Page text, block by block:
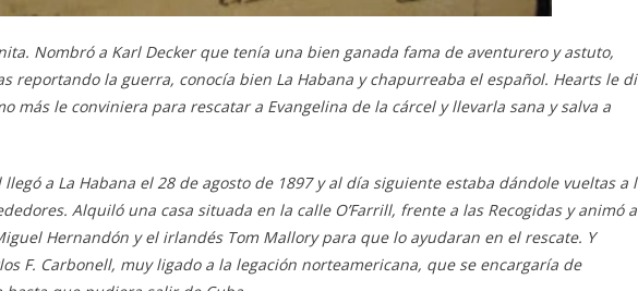
Nombró a Karl Decker que tenía una bien ganada fama de aventurero y astuto,
reportando la guerra, conocía bien La Habana y chapurreaba el español. Hearts le
más le conviniera para rescatar a Evangelina de la cárcel y llevarla sana y salva a
a La Habana el 28 de agosto de 1897 y al día siguiente estaba dándole vueltas a
Alquiló una casa situada en la calle O’Farrill, frente a las Recogidas y animó a
Hernandón y el irlandés Tom Mallory para que lo ayudaran en el rescate. Y
F. Carbonell, muy ligado a la legación norteamericana, que se encargaría de